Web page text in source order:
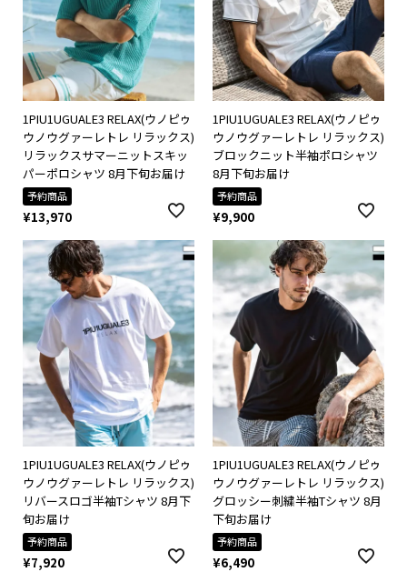
1PIU1UGUALE3 RELAX(ウノピゥ
ウノウグァーレトレ リラックス)
リラックスサマーニットスキッ
パーポロシャツ 8月下旬お届け
予約商品
¥13,970
1PIU1UGUALE3 RELAX(ウノピゥ
ウノウグァーレトレ リラックス)
ブロックニット半袖ポロシャツ
8月下旬お届け
予約商品
¥9,900
1PIU1UGUALE3 RELAX(ウノピゥ
ウノウグァーレトレ リラックス)
リバースロゴ半袖Tシャツ 8月下
旬お届け
予約商品
¥7,920
1PIU1UGUALE3 RELAX(ウノピゥ
ウノウグァーレトレ リラックス)
グロッシー刺繍半袖Tシャツ 8月
下旬お届け
予約商品
¥6,490